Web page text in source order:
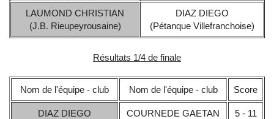
LAUMOND CHRISTIAN
(J.B. Rieupeyrousaine)
DIAZ DIEGO
(Pétanque Villefranchoise)
Résultats 1/4 de finale
Nom de l'équipe - club Nom de l'équipe - club Score
DIAZ DIEGO
COURNEDE GAETAN
5 - 11